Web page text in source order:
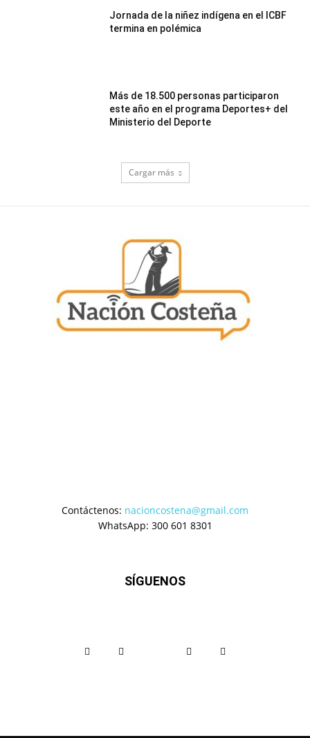
Jornada de la niñez indígena en el ICBF
termina en polémica
Más de 18.500 personas participaron
este año en el programa Deportes+ del
Ministerio del Deporte
Cargar más
Contáctenos: nacioncostena@gmail.com
WhatsApp: 300 601 8301
SÍGUENOS